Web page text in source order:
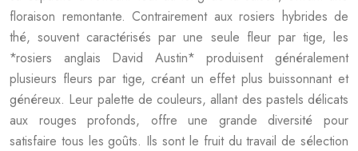
floraison remontante. Contrairement aux rosiers hybrides de
thé, souvent caractérisés par une seule fleur par tige, les
*rosiers anglais David Austin* produisent généralement
plusieurs fleurs par tige, créant un effet plus buissonnant et
généreux. Leur palette de couleurs, allant des pastels délicats
aux rouges profonds, offre une grande diversité pour
satisfaire tous les goûts. Ils sont le fruit du travail de sélection